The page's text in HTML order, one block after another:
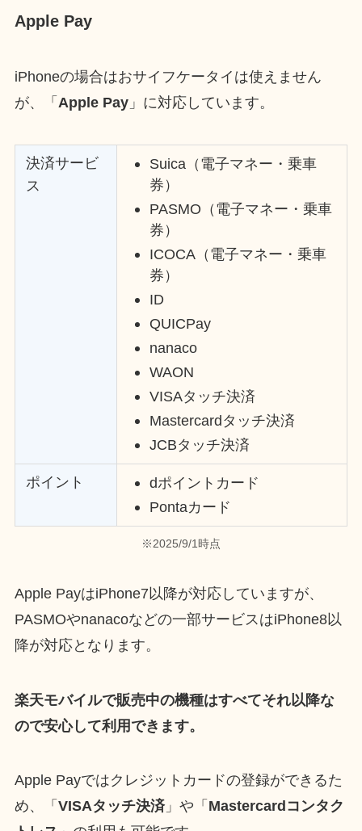
Apple Pay
iPhoneの場合はおサイフケータイは使えません
が、「 Apple Pay」に対応しています。
決済サービ
ス
Suica（電子マネー・乗車
券）
PASMO（電子マネー・乗車
券）
ICOCA（電子マネー・乗車
券）
ID
QUICPay
nanaco
WAON
VISAタッチ決済
Mastercardタッチ決済
JCBタッチ決済
ポイント
dポイントカード
Pontaカード
※2025/9/1時点
Apple PayはiPhone7以降が対応していますが、
PASMOやnanacoなどの一部サービスはiPhone8以
降が対応となります。
楽天モバイルで販売中の機種はすべてそれ以降な
ので安心して利用できます。
Apple Payではクレジットカードの登録ができるた
め、「 VISAタッチ決済」や「 Mastercardコンタク